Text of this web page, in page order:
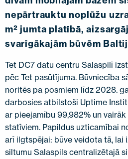
nepārtrauktu noplūžu
m² jumta platībā,
svarīgākajām būvēm
Tet DC7 datu centru Salaspilī
pēc Tet pasūtījuma. Būvniecība
noritēs pa posmiem līdz 2028.
darbosies atbilstoši Uptime
ar pieejamību 99,982% un
statīviem. Papildus uzticamībai
arī ilgtspējai: būve veidota tā,
siltumu Salaspils centralizētajā